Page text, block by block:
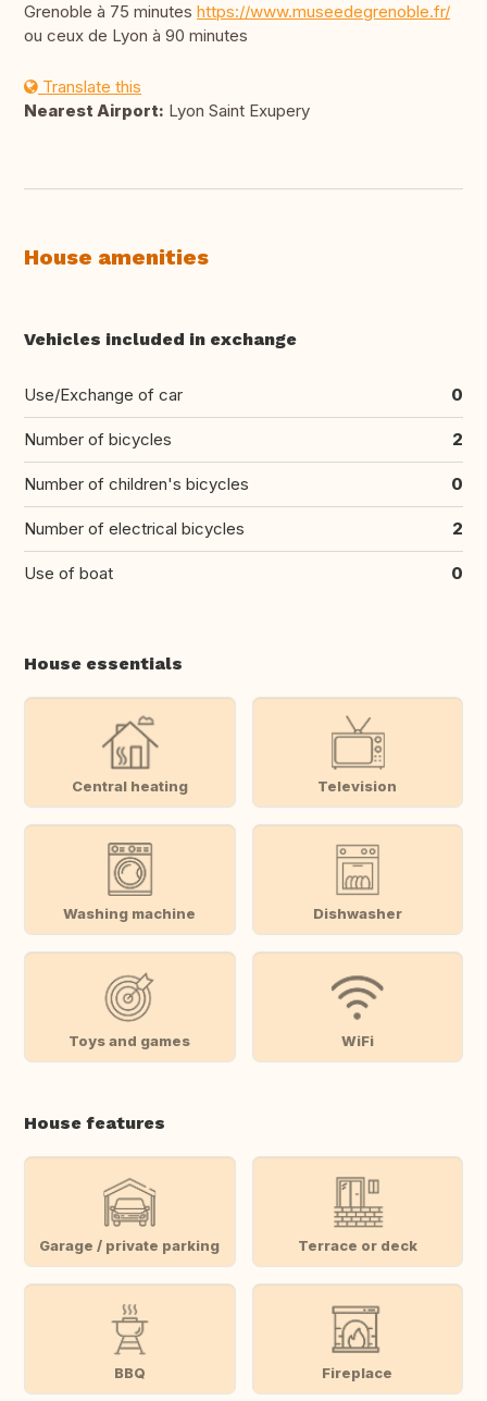
Grenoble à 75 minutes https://www.museedegrenoble.fr/
ou ceux de Lyon à 90 minutes
Translate this
Nearest Airport: Lyon Saint Exupery
House amenities
Vehicles included in exchange
Use/Exchange of car 0
Number of bicycles 2
Number of children's bicycles 0
Number of electrical bicycles 2
Use of boat 0
House essentials
Central heating Television
Washing machine Dishwasher
Toys and games WiFi
House features
Garage / private parking Terrace or deck
BBQ Fireplace